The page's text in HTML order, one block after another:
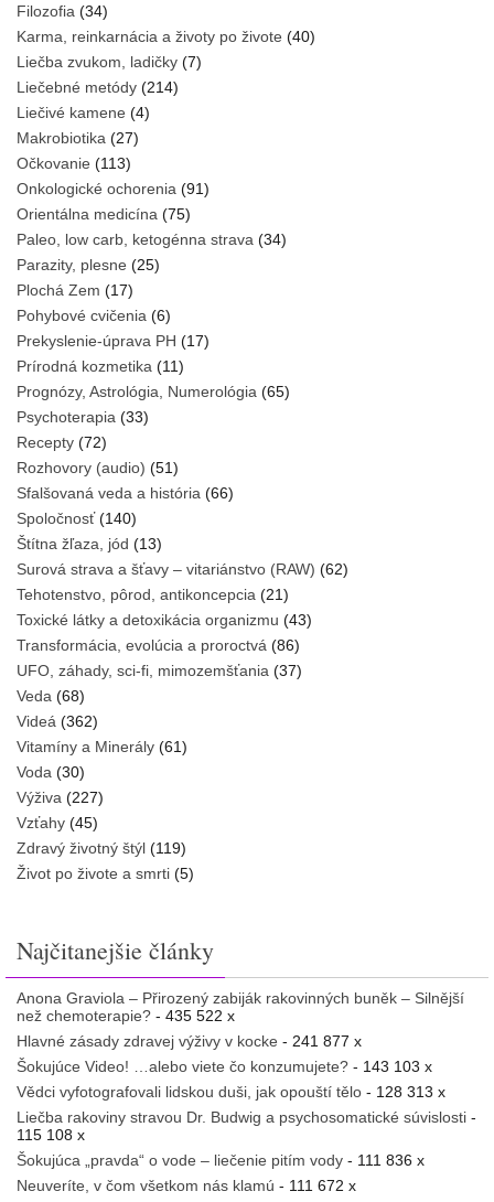
Filozofia (34)
Karma, reinkarnácia a životy po živote (40)
Liečba zvukom, ladičky (7)
Liečebné metódy (214)
Liečivé kamene (4)
Makrobiotika (27)
Očkovanie (113)
Onkologické ochorenia (91)
Orientálna medicína (75)
Paleo, low carb, ketogénna strava (34)
Parazity, plesne (25)
Plochá Zem (17)
Pohybové cvičenia (6)
Prekyslenie-úprava PH (17)
Prírodná kozmetika (11)
Prognózy, Astrológia, Numerológia (65)
Psychoterapia (33)
Recepty (72)
Rozhovory (audio) (51)
Sfalšovaná veda a história (66)
Spoločnosť(140)
Štítna žľaza, jód (13)
Surová strava a šťavy – vitariánstvo (RAW) (62)
Tehotenstvo, pôrod, antikoncepcia (21)
Toxické látky a detoxikácia organizmu (43)
Transformácia, evolúcia a proroctvá (86)
UFO, záhady, sci-fi, mimozemšťania (37)
Veda (68)
Videá (362)
Vitamíny a Minerály (61)
Voda (30)
Výživa (227)
Vzťahy (45)
Zdravý životný štýl (119)
Život po živote a smrti (5)
Najčitanejšie články
Anona Graviola – Přirozený zabiják rakovinných buněk – Silnější
než chemoterapie? - 435 522 x
Hlavné zásady zdravej výživy v kocke - 241 877 x
Šokujúce Video! …alebo viete čo konzumujete? - 143 103 x
Vědci vyfotografovali lidskou duši, jak opouští tělo - 128 313 x
Liečba rakoviny stravou Dr. Budwig a psychosomatické súvislosti -
115 108 x
Šokujúca „pravda“ o vode – liečenie pitím vody - 111 836 x
Neuveríte, v čom všetkom nás klamú - 111 672 x